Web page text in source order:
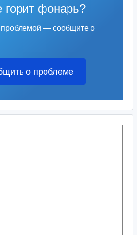
горит фонарь?
проблемой — сообщите о
о проблеме